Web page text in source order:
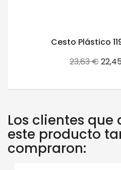
Cesto Plástico
Precio
23,63 €
Los clientes
este producto
compraron: